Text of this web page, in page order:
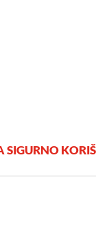
SIGURNO